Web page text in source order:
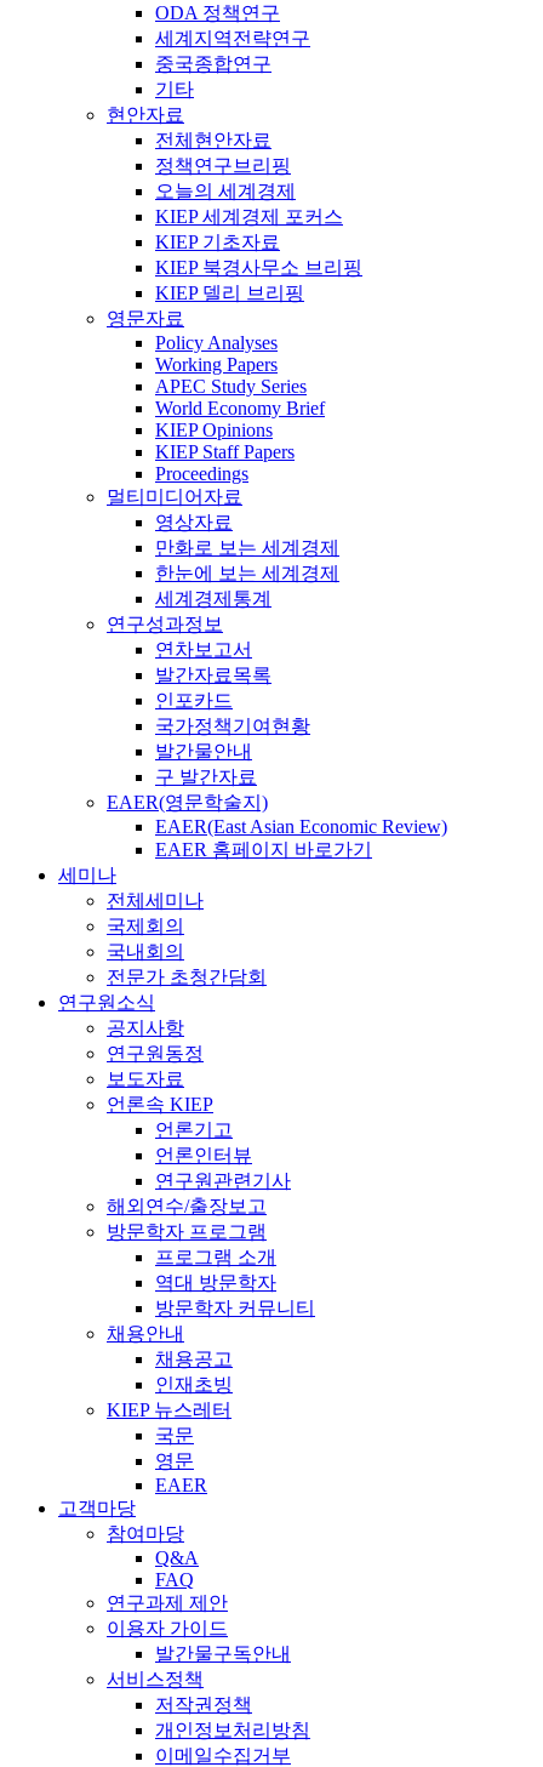
ODA 정책연구
세계지역전략연구
중국종합연구
기타
현안자료
전체현안자료
정책연구브리핑
오늘의 세계경제
KIEP 세계경제 포커스
KIEP 기초자료
KIEP 북경사무소 브리핑
KIEP 델리 브리핑
영문자료
Policy Analyses
Working Papers
APEC Study Series
World Economy Brief
KIEP Opinions
KIEP Staff Papers
Proceedings
멀티미디어자료
영상자료
만화로 보는 세계경제
한눈에 보는 세계경제
세계경제통계
연구성과정보
연차보고서
발간자료목록
인포카드
국가정책기여현황
발간물안내
구 발간자료
EAER(영문학술지)
EAER(East Asian Economic Review)
EAER 홈페이지 바로가기
세미나
전체세미나
국제회의
국내회의
전문가 초청간담회
연구원소식
공지사항
연구원동정
보도자료
언론속 KIEP
언론기고
언론인터뷰
연구원관련기사
해외연수/출장보고
방문학자 프로그램
프로그램 소개
역대 방문학자
방문학자 커뮤니티
채용안내
채용공고
인재초빙
KIEP 뉴스레터
국문
영문
EAER
고객마당
참여마당
Q&A
FAQ
연구과제 제안
이용자 가이드
발간물구독안내
서비스정책
저작권정책
개인정보처리방침
이메일수집거부